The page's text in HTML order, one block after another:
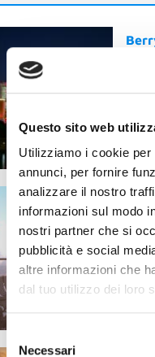
Questo sito web
Utilizziamo i cookie
annunci, per fornire
analizzare il nostro
informazioni sul modo
nostri partner che si
pubblicità e social
altre informazioni che
dal tuo utilizzo dei loro
Selezione
delNecessari
Il
È